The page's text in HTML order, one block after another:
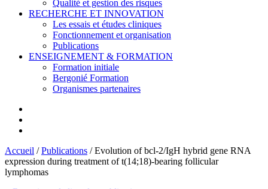
Qualité et gestion des risques
RECHERCHE ET INNOVATION
Les essais et études cliniques
Fonctionnement et organisation
Publications
ENSEIGNEMENT & FORMATION
Formation initiale
Bergonié Formation
Organismes partenaires
Accueil /Publications /Evolution of bcl-2/IgH hybrid gene RNA
expression during treatment of t(14;18)-bearing follicular
lymphomas